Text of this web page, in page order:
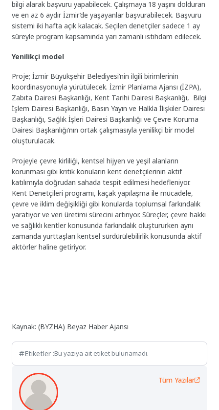
bilgi alarak başvuru yapabilecek. Çalışmaya 18 yaşını dolduran
ve en az 6 aydır İzmir’de yaşayanlar başvurabilecek. Başvuru
sistemi iki hafta açık kalacak. Seçilen denetçiler sadece 1 ay
süreyle program kapsamında yarı zamanlı istihdam edilecek.
Yenilikçi model
Proje; İzmir Büyükşehir Belediyesi’nin ilgili birimlerinin
koordinasyonuyla yürütülecek. İzmir Planlama Ajansı (İZPA),
Zabıta Dairesi Başkanlığı, Kent Tarihi Dairesi Başkanlığı, Bilgi
İşlem Dairesi Başkanlığı, Basın Yayın ve Halkla İlişkiler Dairesi
Başkanlığı, Sağlık İşleri Dairesi Başkanlığı ve Çevre Koruma
Dairesi Başkanlığı’nın ortak çalışmasıyla yenilikçi bir model
oluşturulacak.
Projeyle çevre kirliliği, kentsel hijyen ve yeşil alanların
korunması gibi kritik konuların kent denetçilerinin aktif
katılımıyla doğrudan sahada tespit edilmesi hedefleniyor.
Kent Denetçileri programı, kaçak yapılaşma ile mücadele,
çevre ve iklim değişikliği gibi konularda toplumsal farkındalık
yaratıyor ve veri üretimi sürecini artırıyor. Süreçler, çevre hakkı
ve sağlıklı kentler konusunda farkındalık oluştururken aynı
zamanda yurttaşları kentsel sürdürülebilirlik konusunda aktif
aktörler haline getiriyor.
Kaynak: (BYZHA) Beyaz Haber Ajansı
Etiketler :Bu yazıya ait etiket bulunamadı.
Tüm Yazılar